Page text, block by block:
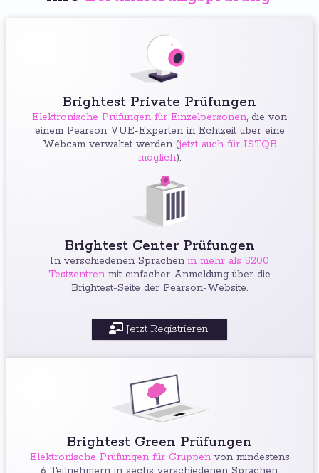
Brightest Private Prüfungen
Elektronische Prüfungen für Einzelpersonen, die von
einem Pearson VUE-Experten in Echtzeit über eine
Webcam verwaltet werden (jetzt auch für ISTQB
möglich).
Brightest Center Prüfungen
In verschiedenen Sprachen in mehr als 5200
Testzentren mit einfacher Anmeldung über die
Brightest-Seite der Pearson-Website.
Jetzt Registrieren!
Brightest Green Prüfungen
Elektronische Prüfungen für Gruppenvon mindestens